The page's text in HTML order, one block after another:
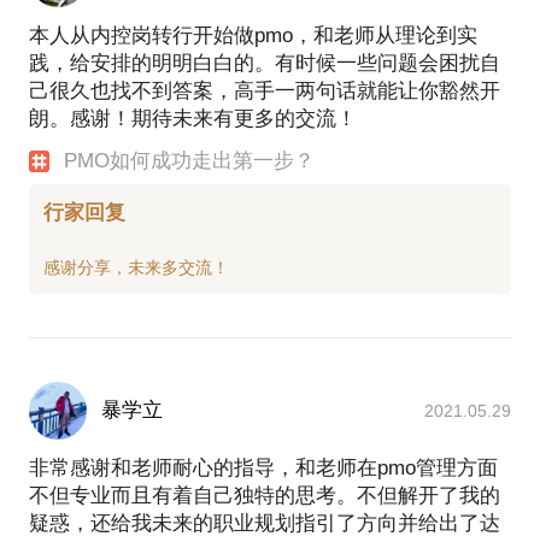
本人从内控岗转行开始做pmo，和老师从理论到实
践，给安排的明明白白的。有时候一些问题会困扰自
己很久也找不到答案，高手一两句话就能让你豁然开
朗。感谢！期待未来有更多的交流！
PMO如何成功走出第一步？
行家回复
暴学立 2021.05.29
非常感谢和老师耐心的指导，和老师在pmo管理方面
不但专业而且有着自己独特的思考。不但解开了我的
疑惑，还给我未来的职业规划指引了方向并给出了达